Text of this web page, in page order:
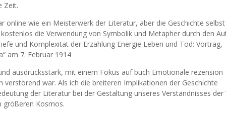
Zeit.
online wie ein Meisterwerk der Literatur, aber die Geschichte
die Verwendung von Symbolik und Metapher durch den
und Komplexität der Erzählung Energie Leben und Tod: Vortrag,
am 7. Februar 1914
ausdrucksstark, mit einem Fokus auf buch Emotionale rezension
verstörend war. Als ich die breiteren Implikationen der Geschichte
der Literatur bei der Gestaltung unseres Verständnisses der
größeren Kosmos.